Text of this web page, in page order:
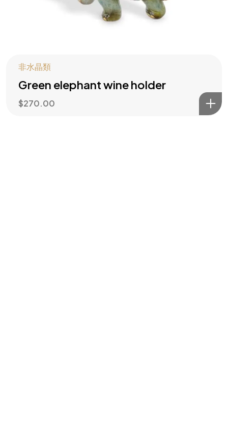
非水晶類
Green elephant wine holder
$270.00
訂閱風水指南